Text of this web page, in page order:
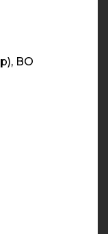
ВО